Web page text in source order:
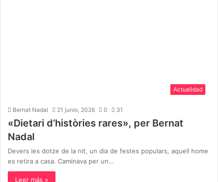
Actualidad
Bernat Nadal 21 junio, 2026 0 31
«Dietari d’històries rares», per Bernat
Nadal
Devers les dotze de la nit, un dia de festes populars, aquell home
es retira a casa. Caminava per un…
Leer más »